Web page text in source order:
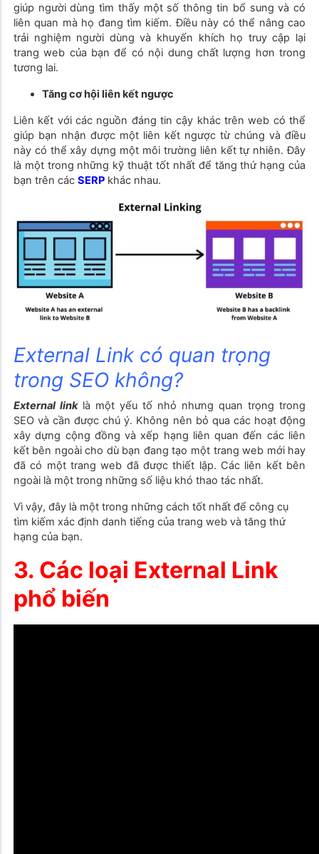
giúp người dùng tìm thấy một số thông tin bổ sung và có
liên quan mà họ đang tìm kiếm. Điều này có thể nâng cao
trải nghiệm người dùng và khuyến khích họ truy cập lại
trang web của bạn để có nội dung chất lượng hơn trong
tương lai.
Tăng cơ hội liên kết ngược
Liên kết với các nguồn đáng tin cậy khác trên web có thể
giúp bạn nhận được một liên kết ngược từ chúng và điều
này có thể xây dựng một môi trường liên kết tự nhiên. Đây
là một trong những kỹ thuật tốt nhất để tăng thứ hạng của
bạn trên các SERPkhác nhau.
External Link có quan trọng
trong SEO không?
External linklà một yếu tố nhỏ nhưng quan trọng trong
SEO và cần được chú ý. Không nên bỏ qua các hoạt động
xây dựng cộng đồng và xếp hạng liên quan đến các liên
kết bên ngoài cho dù bạn đang tạo một trang web mới hay
đã có một trang web đã được thiết lập. Các liên kết bên
ngoài là một trong những số liệu khó thao tác nhất.
Vì vậy, đây là một trong những cách tốt nhất để công cụ
tìm kiếm xác định danh tiếng của trang web và tăng thứ
hạng của bạn.
3. Các loại External Link
phổ biến